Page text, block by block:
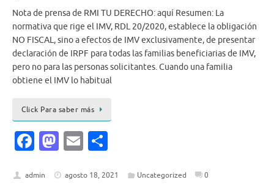
Nota de prensa de RMI TU DERECHO: aquí Resumen: La
normativa que rige el IMV, RDL 20/2020, establece la obligación
NO FISCAL, sino a efectos de IMV exclusivamente, de presentar
declaración de IRPF para todas las familias beneficiarias de IMV,
pero no para las personas solicitantes. Cuando una familia
obtiene el IMV lo habitual
Click Para saber más
Fa
e
M
to
E
ai m
admin agosto 18, 2021 Uncategorized 0